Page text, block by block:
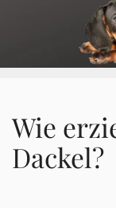
Wie
Dackel?